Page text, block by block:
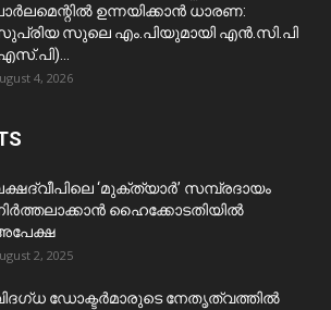
ഉന്നയിക്കാൻ ധാരണ:
സുലെ എം.പിയുമായി എൻ.സി.പി
4, 2026
‘മുക്ത്യാർ’ സമ്പ്രദായം
ഹൈക്കോടതിയിൽ
2, 2025
ഡോക്ടർമാരുടെ നേതൃത്വത്തിൽ